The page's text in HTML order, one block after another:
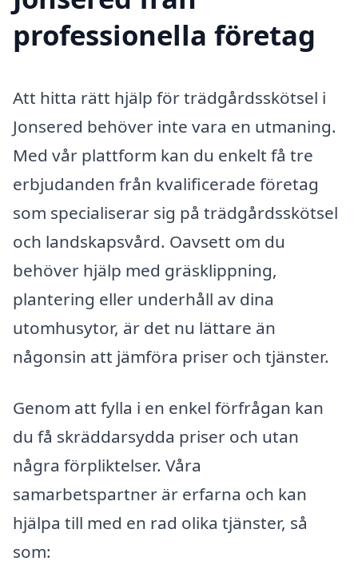
professionella företag
Att hitta rätt hjälp för trädgårdsskötsel i
Jonsered behöver inte vara en utmaning.
Med vår plattform kan du enkelt få tre
erbjudanden från kvalificerade företag
som specialiserar sig på trädgårdsskötsel
och landskapsvård. Oavsett om du
behöver hjälp med gräsklippning,
plantering eller underhåll av dina
utomhusytor, är det nu lättare än
någonsin att jämföra priser och tjänster.
Genom att fylla i en enkel förfrågan kan
du få skräddarsydda priser och utan
några förpliktelser. Våra
samarbetspartner är erfarna och kan
hjälpa till med en rad olika tjänster, så
som: